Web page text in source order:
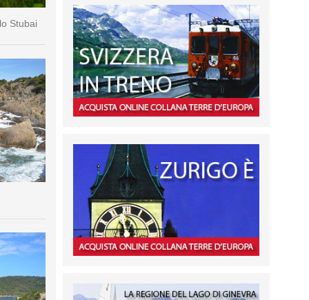
Stubai